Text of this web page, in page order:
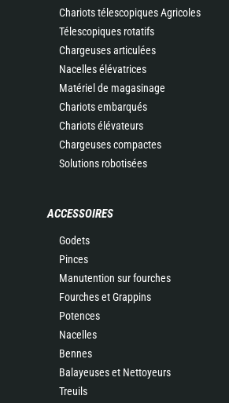
Chariots télescopiques Agricoles
Télescopiques rotatifs
Chargeuses articulées
Nacelles élévatrices
Matériel de magasinage
Chariots embarqués
Chariots élévateurs
Chargeuses compactes
Solutions robotisées
ACCESSOIRES
Godets
Pinces
Manutention sur fourches
Fourches et Grappins
Potences
Nacelles
Bennes
Balayeuses et Nettoyeurs
Treuils